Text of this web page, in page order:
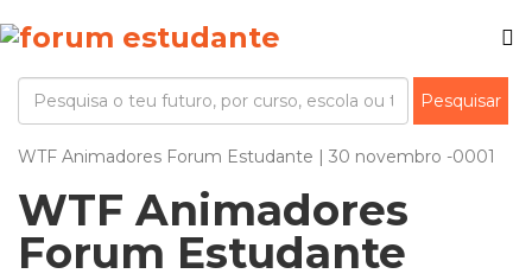
WTF Animadores Forum Estudante | 30 novembro -0001
WTF Animadores
Forum Estudante